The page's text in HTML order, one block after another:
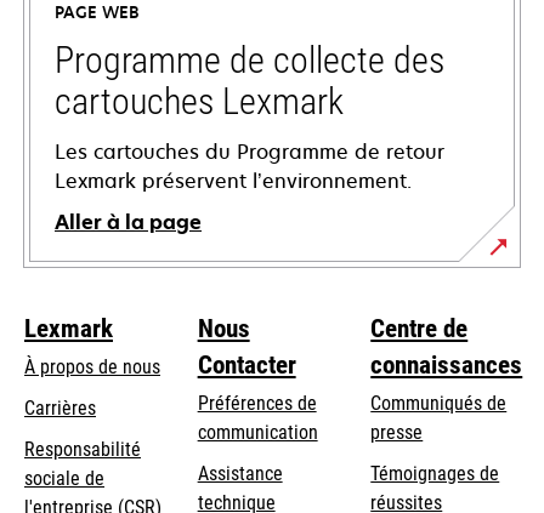
nouvel
onglet
PAGE WEB
Programme de collecte des
cartouches Lexmark
Les cartouches du Programme de retour
Lexmark préservent l’environnement.
Aller à la page
Lexmark
À propos de nous
Carrières
s’ouvre
dans
un
Responsabilité
sociale de
l'entreprise (CSR) s’ouvre
Nous
Contacter
Préférences de
communication
s’ouvre
dans
Assistance
techniques’ouvre
Centre de
connaissances
Communiqués de
presse
Témoignages de
réussites